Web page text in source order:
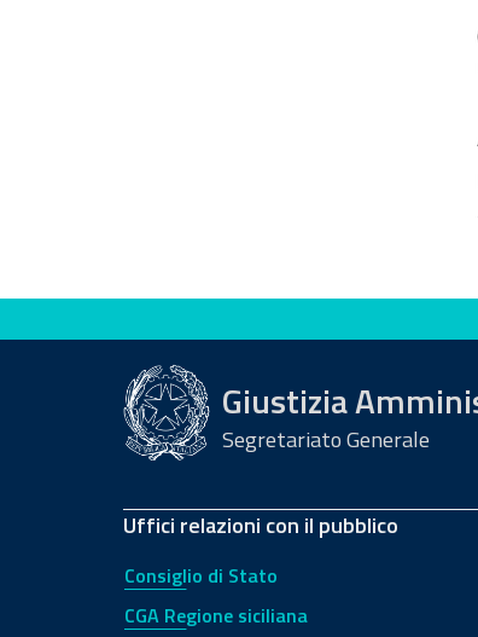
Valuta questo sito
Giustizia
Segretariato Generale
Uffici relazioni con il pubblico
Consiglio di Stato
CGA Regione siciliana